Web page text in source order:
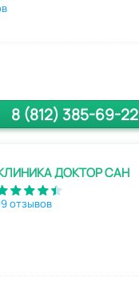
8 (812) 385-69-22
ДОКТОР САН
отзывов